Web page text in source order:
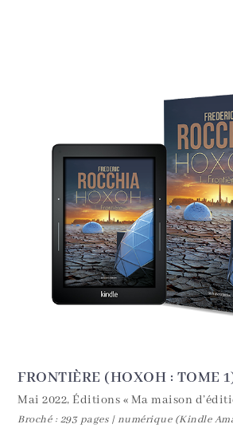
FRONTIÈRE (HOXOH : TOME
Mai 2022, Éditions « Ma maison
Broché : 293 pages | numérique (Kindle